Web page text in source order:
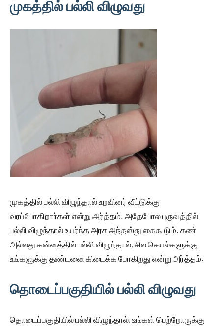
முகத்தில் பல்லி விழுவது
முகத்தில் பல்லி விழுந்தால் உறவினர் வீட்டுக்கு
வரப்போகிறார்கள் என்று அர்த்தம். அதேபோல புருவத்தில்
பல்லி விழுந்தால் உயர்ந்த அரச அந்தஸ்து கைகூடும். கண்
அல்லது கன்னத்தில் பல்லி விழுந்தால், சில செயல்களுக்கு
உங்களுக்கு தண்டனை கிடைக்க போகிறது என்று அர்த்தம்.
தொடைப்பகுதியில் பல்லி விழுவது
தொடைப்பகுதியில் பல்லி விழுந்தால், உங்கள் பெற்றோருக்கு